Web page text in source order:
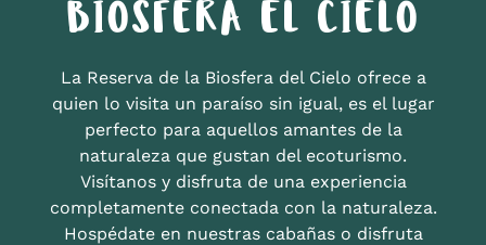
BIOSFERA EL CIELO
La Reserva de la Biosfera del Cielo ofrece a
quien lo visita un paraíso sin igual, es el lugar
perfecto para aquellos amantes de la
naturaleza que gustan del ecoturismo.
Visítanos y disfruta de una experiencia
completamente conectada con la naturaleza.
Hospédate en nuestras cabañas o disfruta